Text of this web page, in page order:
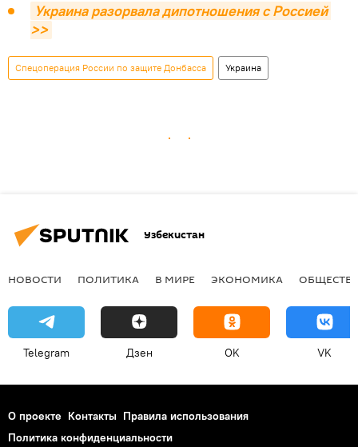
Украина разорвала дипотношения с Россией
>>
Спецоперация России по защите Донбасса Украина
Узбекистан
НОВОСТИ ПОЛИТИКА В МИРЕ ЭКОНОМИКА
Telegram Дзен OK VK
О проекте Контакты Правила использования
Политика конфиденциальности